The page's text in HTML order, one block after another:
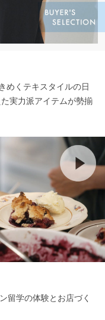
めくテキスタイルの日
実力派アイテムが勢揃
留学の体験とお店づく